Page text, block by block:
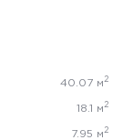
40.07 м 2
18.1 м 2
7.95 м 2